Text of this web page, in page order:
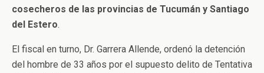
cosecheros de las provincias de Tucumán y Santiago
del Estero.
El fiscal en turno, Dr. Garrera Allende, ordenó la detención
del hombre de 33 años por el supuesto delito de Tentativa